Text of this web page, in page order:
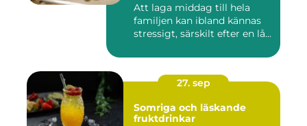
Att laga middag till hela
familjen kan ibland kännas
stressigt, särskilt efter en lå...
27. sep
Somriga och läskande
fruktdrinkar